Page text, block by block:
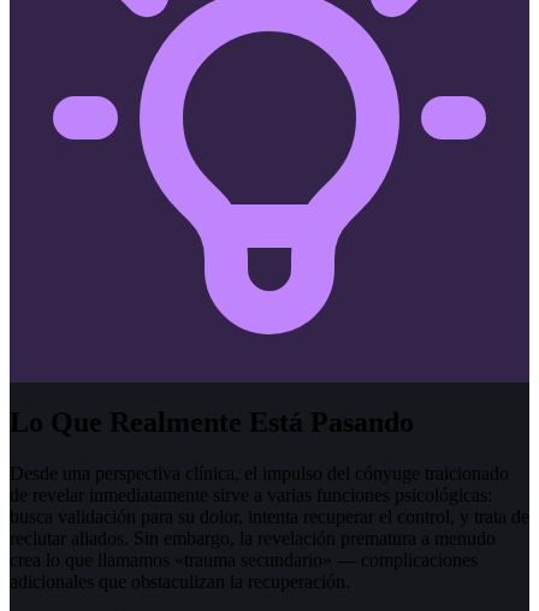
Lo Que Realmente Está Pasando
Desde una perspectiva clínica, el impulso del cónyuge traicionado
de revelar inmediatamente sirve a varias funciones psicológicas:
busca validación para su dolor, intenta recuperar el control, y trata de
reclutar aliados. Sin embargo, la revelación prematura a menudo
crea lo que llamamos «trauma secundario» — complicaciones
adicionales que obstaculizan la recuperación.